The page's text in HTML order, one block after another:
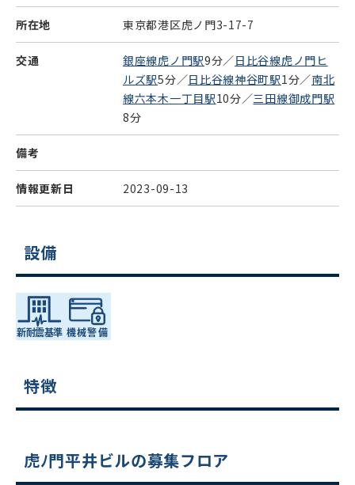
所在地 東京都港区虎ノ門3-17-7
交通 銀座線虎ノ門駅9分／日比谷線虎ノ門ヒ
ルズ駅5分／日比谷線神谷町駅1分／南北
線六本木一丁目駅10分／三田線御成門駅
8分
備考
情報更新日 2023-09-13
設備
特徴
虎ﾉ門平井ビルの募集フロア